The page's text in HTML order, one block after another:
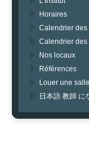
Horaires
Calendrier des
Calendrier des
Nos locaux
Références
Louer une salle
日本語 教師 に